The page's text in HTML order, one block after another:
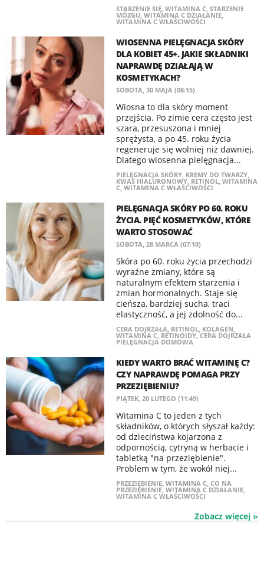
STARZENIE SIĘ, WITAMINA C, STARZENIE
MÓZGU, WITAMINA C DZIAŁANIE,
WITAMINA C WŁAŚCIWOŚCI
WIOSENNA PIELĘGNACJA SKÓRY
DLA KOBIET 45+. JAKIE SKŁADNIKI
NAPRAWDĘ DZIAŁAJĄ W
KOSMETYKACH?
SOBOTA, 30 MAJA (08:15)
Wiosna to dla skóry moment
przejścia. Po zimie cera często jest
szara, przesuszona i mniej
sprężysta, a po 45. roku życia
regeneruje się wolniej niż dawniej.
Dlatego wiosenna pielęgnacja...
PIELĘGNACJA SKÓRY, KREMY DO TWARZY,
KWAS HIALURONOWY, RETINOL, WITAMINA
C, WITAMINA C WŁAŚCIWOŚCI
PIELĘGNACJA SKÓRY PO 60. ROKU
ŻYCIA. PIĘĆ KOSMETYKÓW, KTÓRE
WARTO STOSOWAĆ
SOBOTA, 28 MARCA (07:10)
Skóra po 60. roku życia przechodzi
wyraźne zmiany, które są
naturalnym efektem starzenia i
zmian hormonalnych. Staje się
cieńsza, bardziej sucha, traci
elastyczność, a jej zdolność do...
CERA DOJRZAŁA, RETINOL, KOLAGEN,
WITAMINA C, RETINOIDY,CERA DOJRZAŁA
PIELĘGNACJA DOMOWA
KIEDY WARTO BRAĆ WITAMINĘ C?
CZY NAPRAWDĘ POMAGA PRZY
PRZEZIĘBIENIU?
PIĄTEK, 20 LUTEGO (11:49)
Witamina C to jeden z tych
składników, o których słyszał każdy:
od dzieciństwa kojarzona z
odpornością, cytryną w herbacie i
tabletką "na przeziębienie".
Problem w tym, że wokół niej...
PRZEZIĘBIENIE, WITAMINA C, CO NA
PRZEZIĘBIENIE, WITAMINA C DZIAŁANIE,
WITAMINA C WŁAŚCIWOŚCI
Zobacz więcej »